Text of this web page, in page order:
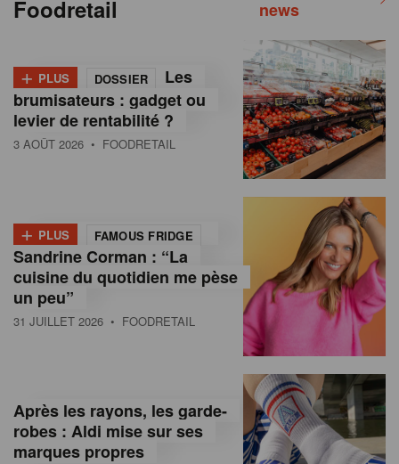
Foodretail
news
+ PLUS DOSSIER
Les
brumisateurs : gadget ou
levier de rentabilité ?
3 AOÛT 2026 • FOODRETAIL
+ PLUS FAMOUS FRIDGE
Sandrine Corman : “La
cuisine du quotidien me pèse
un peu”
31 JUILLET 2026 • FOODRETAIL
Après les rayons, les garde-
robes : Aldi mise sur ses
marques propres